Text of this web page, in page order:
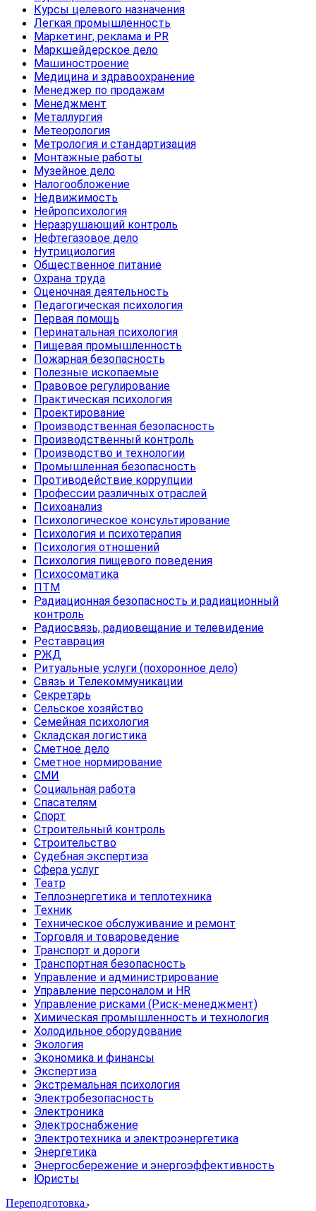
Курсы целевого назначения
Легкая промышленность
Маркетинг, реклама и PR
Маркшейдерское дело
Машиностроение
Медицина и здравоохранение
Менеджер по продажам
Менеджмент
Металлургия
Метеорология
Метрология и стандартизация
Монтажные работы
Музейное дело
Налогообложение
Недвижимость
Нейропсихология
Неразрушающий контроль
Нефтегазовое дело
Нутрициология
Общественное питание
Охрана труда
Оценочная деятельность
Педагогическая психология
Первая помощь
Перинатальная психология
Пищевая промышленность
Пожарная безопасность
Полезные ископаемые
Правовое регулирование
Практическая психология
Проектирование
Производственная безопасность
Производственный контроль
Производство и технологии
Промышленная безопасность
Противодействие коррупции
Профессии различных отраслей
Психоанализ
Психологическое консультирование
Психология и психотерапия
Психология отношений
Психология пищевого поведения
Психосоматика
ПТМ
Радиационная безопасность и радиационный
контроль
Радиосвязь, радиовещание и телевидение
Реставрация
РЖД
Ритуальные услуги (похоронное дело)
Связь и Телекоммуникации
Секретарь
Сельское хозяйство
Семейная психология
Складская логистика
Сметное дело
Сметное нормирование
СМИ
Социальная работа
Спасателям
Спорт
Строительный контроль
Строительство
Судебная экспертиза
Сфера услуг
Театр
Теплоэнергетика и теплотехника
Техник
Техническое обслуживание и ремонт
Торговля и товароведение
Транспорт и дороги
Транспортная безопасность
Управление и администрирование
Управление персоналом и HR
Управление рисками (Риск-менеджмент)
Химическая промышленность и технология
Холодильное оборудование
Экология
Экономика и финансы
Экспертиза
Экстремальная психология
Электробезопасность
Электроника
Электроснабжение
Электротехника и электроэнергетика
Энергетика
Энергосбережение и энергоэффективность
Юристы
Переподготовка